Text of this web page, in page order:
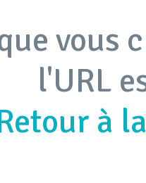
vous
l'URL
à